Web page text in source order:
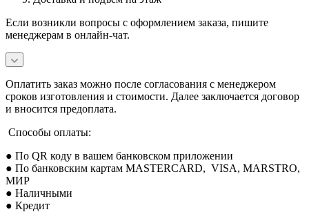
Если возникли вопросы с оформлением заказа, пишите
менеджерам в онлайн-чат.
Оплатить заказ можно после согласования с менеджером
сроков изготовления и стоимости. Далее заключается договор
и вносится предоплата.
Способы оплаты:
● По QR коду в вашем банковском приложении
● По банковским картам MASTERCARD, VISA, MARSTRO,
МИР
● Наличными
● Кредит